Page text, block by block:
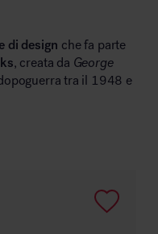
di design che fa parte
, creata da George
tra il 1948 e